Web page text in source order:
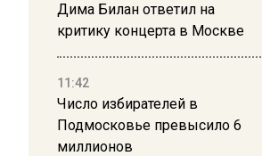
Дима Билан ответил на
критику концерта в Москве
11:42
Число избирателей в
Подмосковье превысило 6
миллионов